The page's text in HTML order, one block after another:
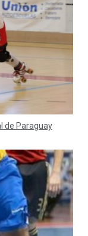
de Paraguay